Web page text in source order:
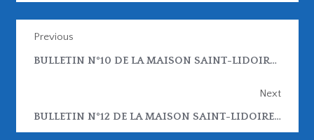
Previous
BULLETIN N°10 DE LA MAISON SAINT-LIDOIRE – FSSP
Next
BULLETIN N°12 DE LA MAISON SAINT-LIDOIRE – FSSP